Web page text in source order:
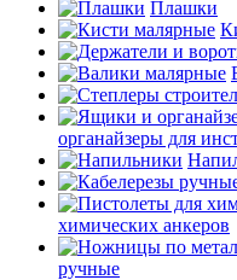
Плашки
органайзеры для
химических анкеров
ручные